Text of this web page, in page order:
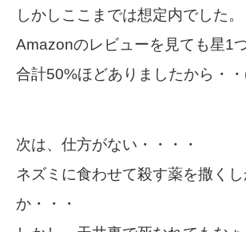
しかしここまでは想定内でした。
Amazonのレビューを見ても星1
合計50%ほどありましたから・
次は、仕方がない・・・・
ネズミに食わせて殺す薬を撒く
か・・・